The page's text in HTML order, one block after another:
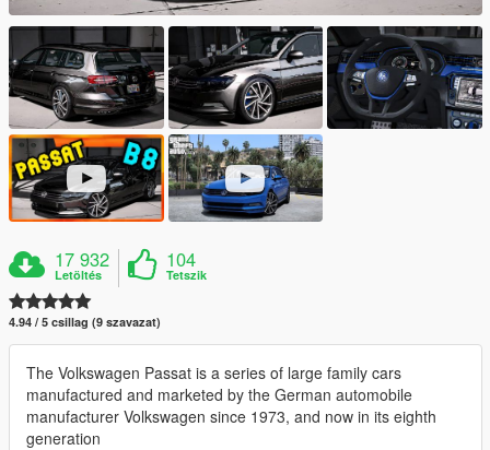
17 932
Letöltés
104
Tetszik
4.94 / 5 csillag (9 szavazat)
The Volkswagen Passat is a series of large family cars
manufactured and marketed by the German automobile
manufacturer Volkswagen since 1973, and now in its eighth
generation